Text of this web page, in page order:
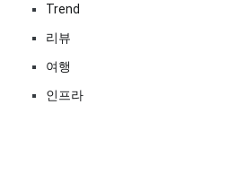
Trend
리뷰
여행
인프라